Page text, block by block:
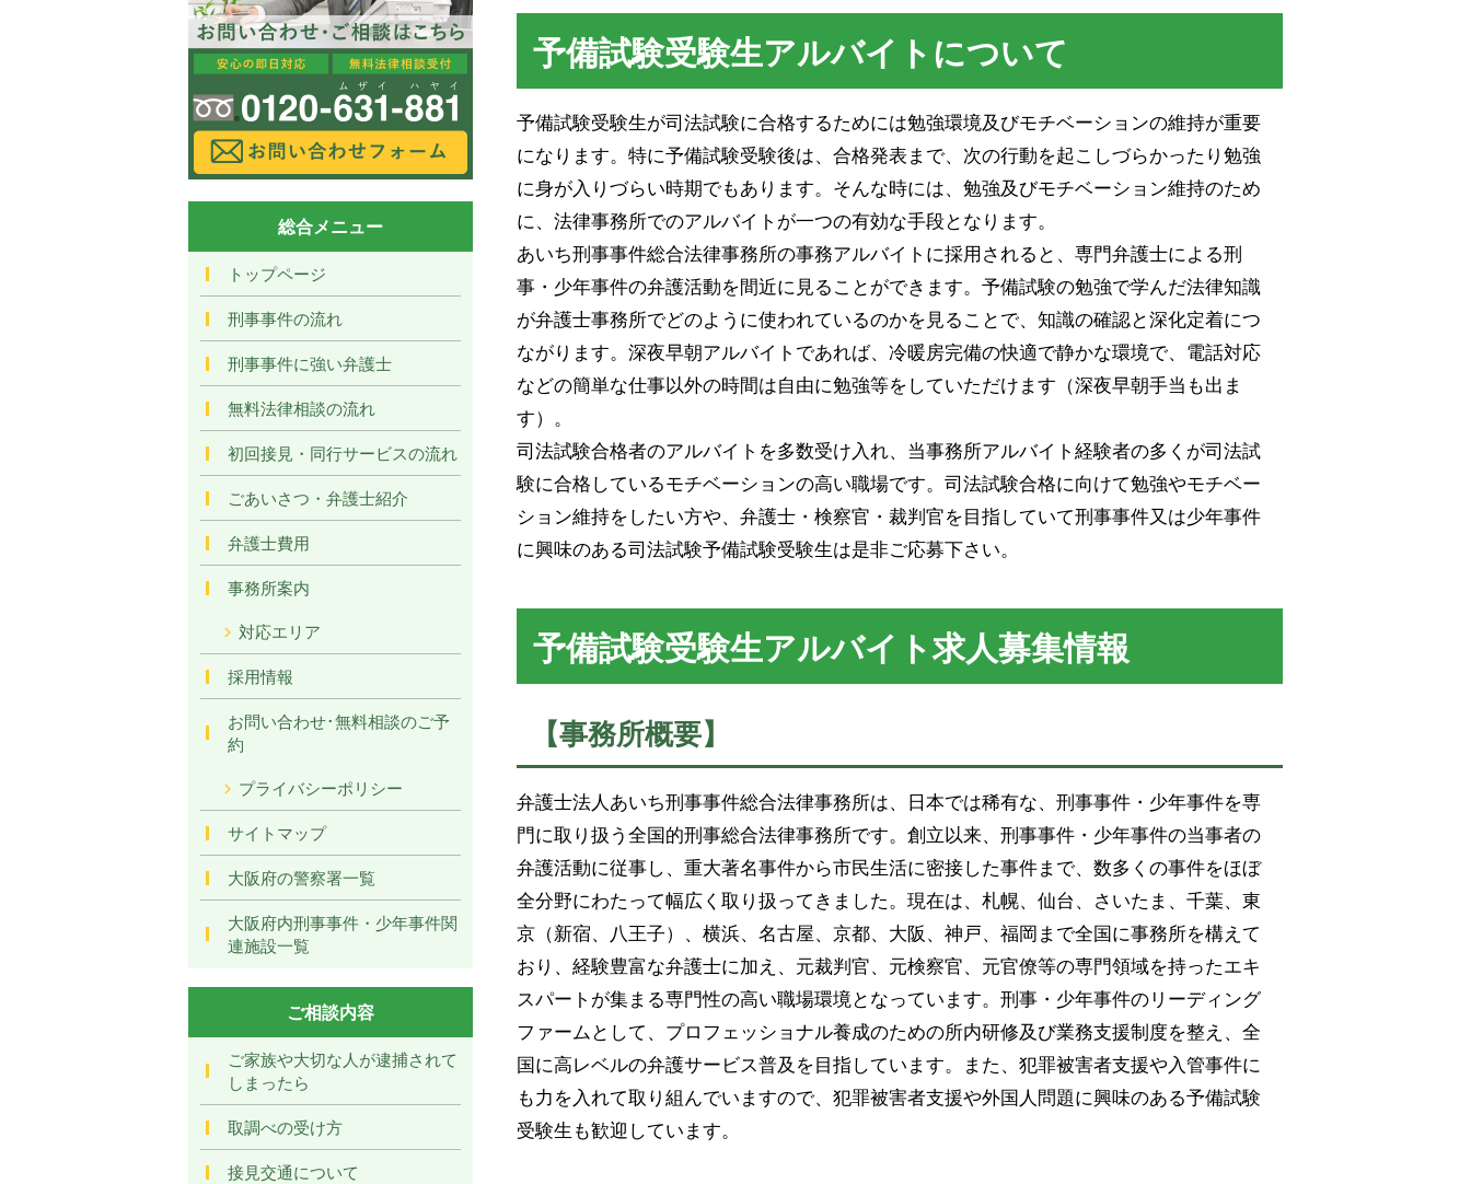
予備試験受験生アルバイトについて
予備試験受験生が司法試験に合格するためには勉強環境及びモチベーションの維持が重要
になります。特に予備試験受験後は、合格発表まで、次の行動を起こしづらかったり勉強
に身が入りづらい時期でもあります。そんな時には、勉強及びモチベーション維持のため
に、法律事務所でのアルバイトが一つの有効な手段となります。
あいち刑事事件総合法律事務所の事務アルバイトに採用されると、専門弁護士による刑
事・少年事件の弁護活動を間近に見ることができます。予備試験の勉強で学んだ法律知識
が弁護士事務所でどのように使われているのかを見ることで、知識の確認と深化定着につ
ながります。深夜早朝アルバイトであれば、冷暖房完備の快適で静かな環境で、電話対応
などの簡単な仕事以外の時間は自由に勉強等をしていただけます（深夜早朝手当も出ま
す）。
司法試験合格者のアルバイトを多数受け入れ、当事務所アルバイト経験者の多くが司法試
験に合格しているモチベーションの高い職場です。司法試験合格に向けて勉強やモチベー
ション維持をしたい方や、弁護士・検察官・裁判官を目指していて刑事事件又は少年事件
に興味のある司法試験予備試験受験生は是非ご応募下さい。
予備試験受験生アルバイト求人募集情報
【事務所概要】
弁護士法人あいち刑事事件総合法律事務所は、日本では稀有な、刑事事件・少年事件を専
門に取り扱う全国的刑事総合法律事務所です。創立以来、刑事事件・少年事件の当事者の
弁護活動に従事し、重大著名事件から市民生活に密接した事件まで、数多くの事件をほぼ
全分野にわたって幅広く取り扱ってきました。現在は、札幌、仙台、さいたま、千葉、東
京（新宿、八王子）、横浜、名古屋、京都、大阪、神戸、福岡まで全国に事務所を構えて
おり、経験豊富な弁護士に加え、元裁判官、元検察官、元官僚等の専門領域を持ったエキ
スパートが集まる専門性の高い職場環境となっています。刑事・少年事件のリーディング
ファームとして、プロフェッショナル養成のための所内研修及び業務支援制度を整え、全
国に高レベルの弁護サービス普及を目指しています。また、犯罪被害者支援や入管事件に
も力を入れて取り組んでいますので、犯罪被害者支援や外国人問題に興味のある予備試験
受験生も歓迎しています。
総合メニュー
トップページ
刑事事件の流れ
刑事事件に強い弁護士
無料法律相談の流れ
初回接見・同行サービスの流れ
ごあいさつ・弁護士紹介
弁護士費用
事務所案内
対応エリア
採用情報
お問い合わせ･無料相談のご予
約
プライバシーポリシー
サイトマップ
大阪府の警察署一覧
大阪府内刑事事件・少年事件関
連施設一覧
ご相談内容
ご家族や大切な人が逮捕されて
しまったら
取調べの受け方
接見交通について